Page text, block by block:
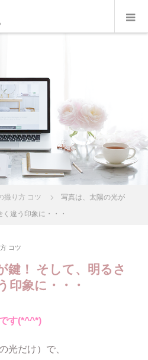
撮り方 コツ
写真は、太陽の光が
違う印象に・・・
コツ
鍵！ そして、明るさ
印象に・・・
す(*^^*)
光だけ）で、